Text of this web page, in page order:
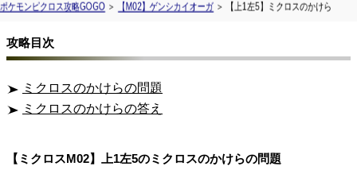
ポケモンピクロス攻略GOGO ＞ 【M02】ゲンシカイオーガ ＞ 【上1左5】ミクロスのかけら
攻略目次
ミクロスのかけらの問題
ミクロスのかけらの答え
【ミクロスM02】上1左5のミクロスのかけらの問題